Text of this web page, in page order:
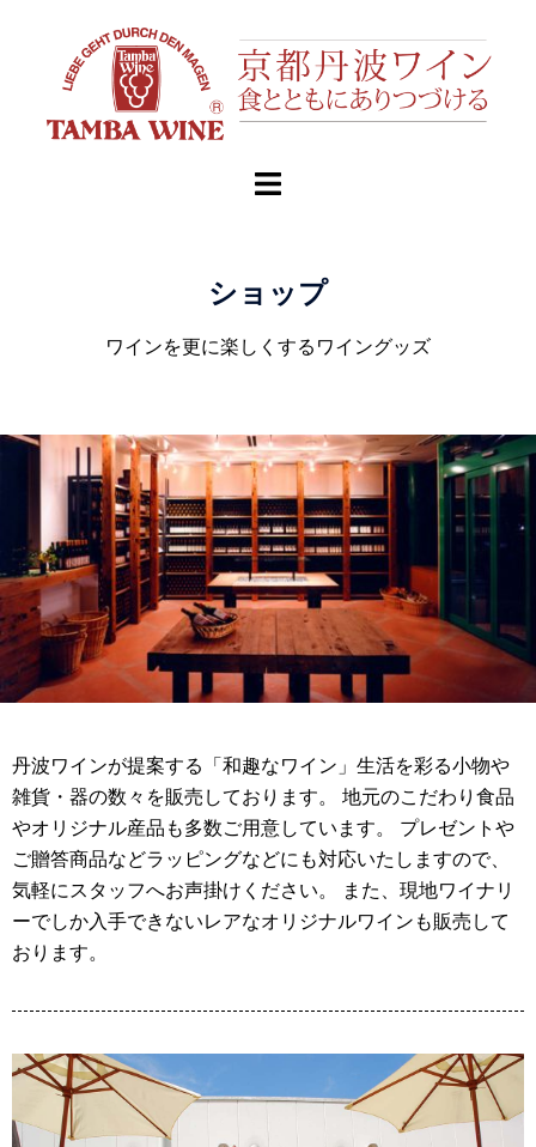
ショップ
ワインを更に楽しくするワイングッズ
丹波ワインが提案する「和趣なワイン」生活を彩る小物や
雑貨・器の数々を販売しております。 地元のこだわり食品
やオリジナル産品も多数ご用意しています。 プレゼントや
ご贈答商品などラッピングなどにも対応いたしますので、
気軽にスタッフへお声掛けください。 また、現地ワイナリ
ーでしか入手できないレアなオリジナルワインも販売して
おります。